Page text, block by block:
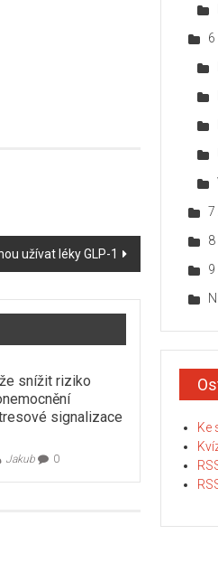
užívat léky GLP-1
snížit riziko
signalizace
Jakub 0
7
8
Ke